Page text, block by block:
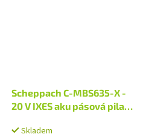
Scheppach C-MBS635-X -
20 V IXES aku pásová pila
nabíječky)
Skladem